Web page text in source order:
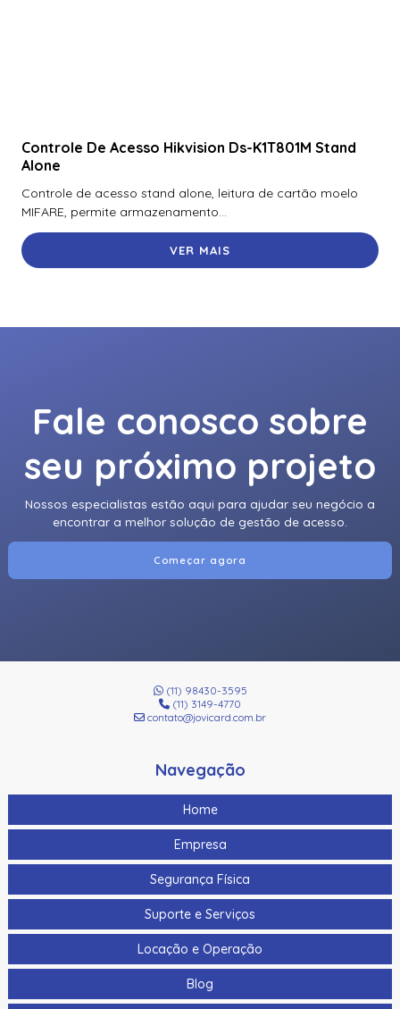
Controle De Acesso Hikvision Ds-K1T801M Stand
Alone
Controle de acesso stand alone, leitura de cartão moelo
MIFARE, permite armazenamento...
VER MAIS
Fale conosco sobre
seu próximo projeto
Nossos especialistas estão aqui para ajudar seu negócio a
encontrar a melhor solução de gestão de acesso.
Começar agora
(11) 98430-3595
(11) 3149-4770
contato@jovicard.com.br
Navegação
Home
Empresa
Segurança Física
Suporte e Serviços
Locação e Operação
Blog